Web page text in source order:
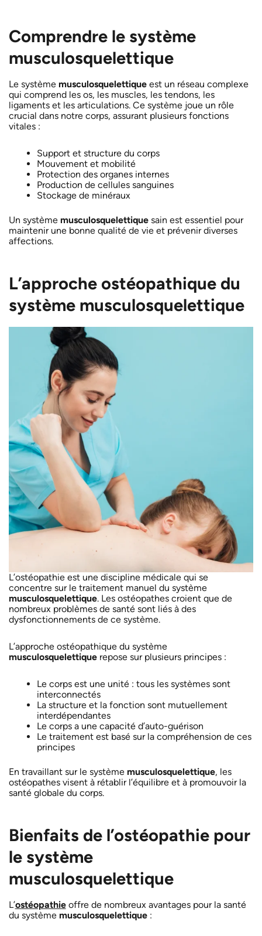
Comprendre le système
musculosquelettique
Le système musculosquelettiqueest un réseau complexe
qui comprend les os, les muscles, les tendons, les
ligaments et les articulations. Ce système joue un rôle
crucial dans notre corps, assurant plusieurs fonctions
vitales :
Support et structure du corps
Mouvement et mobilité
Protection des organes internes
Production de cellules sanguines
Stockage de minéraux
Un système musculosquelettiquesain est essentiel pour
maintenir une bonne qualité de vie et prévenir diverses
affections.
L’approche ostéopathique du
système musculosquelettique
L’ostéopathie est une discipline médicale qui se
concentre sur le traitement manuel du système
musculosquelettique. Les ostéopathes croient que de
nombreux problèmes de santé sont liés à des
dysfonctionnements de ce système.
L’approche ostéopathique du système
musculosquelettiquerepose sur plusieurs principes :
Le corps est une unité : tous les systèmes sont
interconnectés
La structure et la fonction sont mutuellement
interdépendantes
Le corps a une capacité d’auto-guérison
Le traitement est basé sur la compréhension de ces
principes
En travaillant sur le système musculosquelettique, les
ostéopathes visent à rétablir l’équilibre et à promouvoir la
santé globale du corps.
Bienfaits de l’ostéopathie pour
le système
musculosquelettique
L’ostéopathieoffre de nombreux avantages pour la santé
du système musculosquelettique: